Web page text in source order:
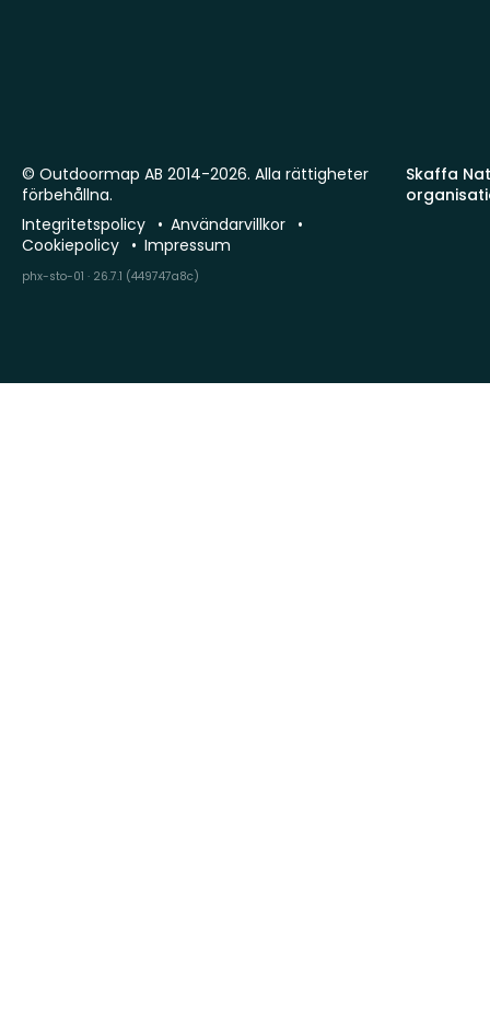
Skaffa
© Outdoormap AB 2014-2026. Alla rättigheter
förbehållna.
Integritetspolicy
Användarvillkor
Cookiepolicy
Impressum
phx-sto-01 · 26.7.1 (449747a8c)